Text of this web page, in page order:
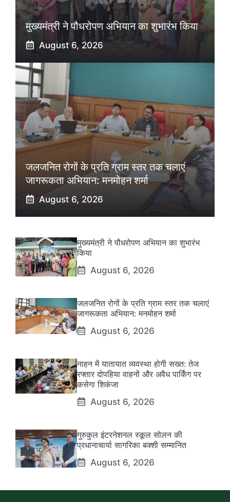
मुख्यमंत्री ने पौधरोपण अभियान का शुभारंभ किया
August 6, 2026
जलजनित रोगों के प्रति ग्राम स्तर तक चलाएं
जागरूकता अभियान: मनमोहन शर्मा
August 6, 2026
मुख्यमंत्री ने पौधरोपण अभियान का शुभारंभ
किया
August 6, 2026
जलजनित रोगों के प्रति ग्राम स्तर तक चलाएं
जागरूकता अभियान: मनमोहन शर्मा
August 6, 2026
नाहन में यातायात व्यवस्था होगी सख्त: तेज
रफ्तार दोपहिया वाहनों और अवैध पार्किंग पर
कसेगा शिकंजा
August 6, 2026
गुरुकुल इंटरनेशनल स्कूल सोलन की
प्रधानाचार्या सागरिका बक्शी सम्मानित
August 6, 2026